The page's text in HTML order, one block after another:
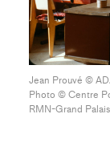
Jean Prouvé ©︎
Photo ©︎ Centre
RMN-Grand